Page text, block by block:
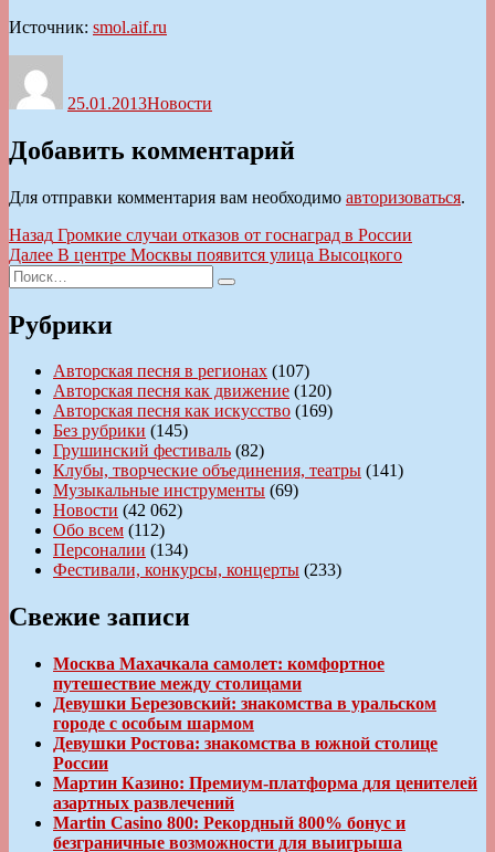
Источник: smol.aif.ru
25.01.2013Новости
Добавить комментарий
Для отправки комментария вам необходимо авторизоваться.
Навигация
по
записям
Назад Предыдущая
запись:
Громкие случаи отказов от госнаград в России
Далее Следующая
В центре Москвы появится улица Высоцкого
Искать:
Поиск
Рубрики
Авторская песня в регионах (107)
Авторская песня как движение (120)
Авторская песня как искусство (169)
Без рубрики (145)
Грушинский фестиваль (82)
Клубы, творческие объединения, театры (141)
Музыкальные инструменты (69)
Новости (42 062)
Обо всем (112)
Персоналии (134)
Фестивали, конкурсы, концерты (233)
Свежие записи
Москва Махачкала самолет: комфортное
путешествие между столицами
Девушки Березовский: знакомства в уральском
городе с особым шармом
Девушки Ростова: знакомства в южной столице
России
Мартин Казино: Премиум-платформа для ценителей
азартных развлечений
Martin Casino 800: Рекордный 800% бонус и
безграничные возможности для выигрыша